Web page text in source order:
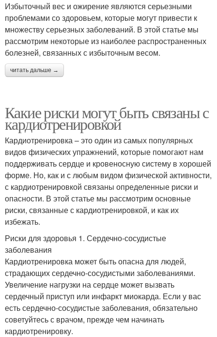
Избыточный вес и ожирение являются серьезными
проблемами со здоровьем, которые могут привести к
множеству серьезных заболеваний. В этой статье мы
рассмотрим некоторые из наиболее распространенных
болезней, связанных с избыточным весом.
читать дальше →
Какие риски могут быть связаны с
кардиотренировкой
Кардиотренировка – это один из самых популярных
видов физических упражнений, которые помогают нам
поддерживать сердце и кровеносную систему в хорошей
форме. Но, как и с любым видом физической активности,
с кардиотренировкой связаны определенные риски и
опасности. В этой статье мы рассмотрим основные
риски, связанные с кардиотренировкой, и как их
избежать.
Риски для здоровья 1. Сердечно-сосудистые
заболевания
Кардиотренировка может быть опасна для людей,
страдающих сердечно-сосудистыми заболеваниями.
Увеличение нагрузки на сердце может вызвать
сердечный приступ или инфаркт миокарда. Если у вас
есть сердечно-сосудистые заболевания, обязательно
советуйтесь с врачом, прежде чем начинать
кардиотренировку.